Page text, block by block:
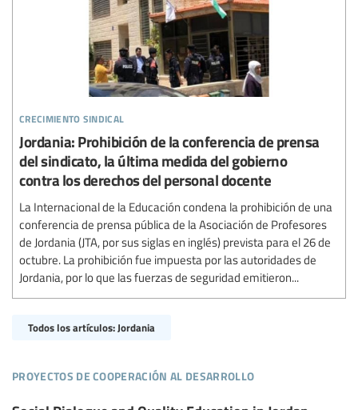
crecimiento sindical
Jordania: Prohibición de la conferencia de prensa
del sindicato, la última medida del gobierno
contra los derechos del personal docente
La Internacional de la Educación condena la prohibición de una
conferencia de prensa pública de la Asociación de Profesores
de Jordania (JTA, por sus siglas en inglés) prevista para el 26 de
octubre. La prohibición fue impuesta por las autoridades de
Jordania, por lo que las fuerzas de seguridad emitieron...
Todos los artículos: Jordania
proyectos de cooperación al desarrollo